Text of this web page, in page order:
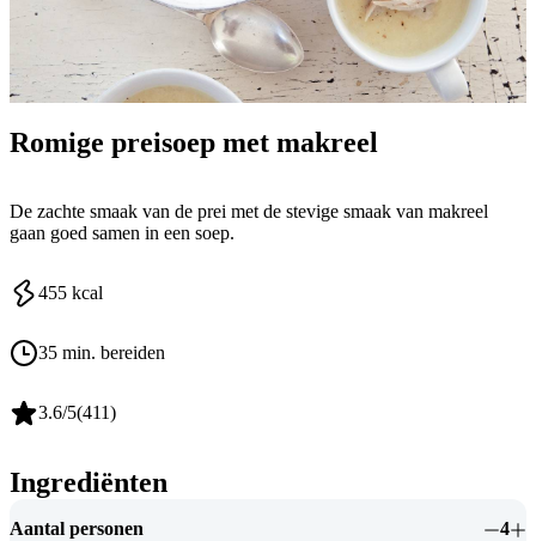
Romige preisoep met makreel
De zachte smaak van de prei met de stevige smaak van makreel
gaan goed samen in een soep.
455 kcal
35 min. bereiden
3.6/5(411)
Ingrediënten
Aantal personen 4